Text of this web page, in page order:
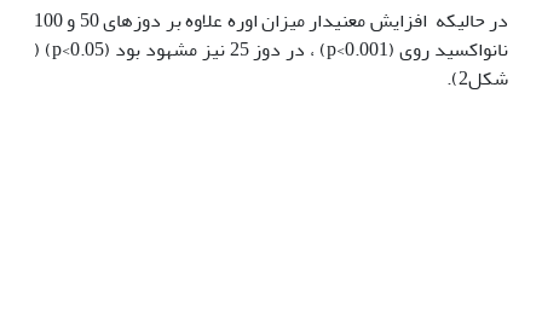
در حالی‫که افزایش معنی‫دار میزان اوره علاوه بر دوزهای 50 و 100
نانواکسید روی (p<0.001) ، در دوز 25 نیز مشهود بود (p<0.05) (
شکل2).